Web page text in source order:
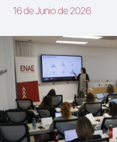
16 de Junio de 2026